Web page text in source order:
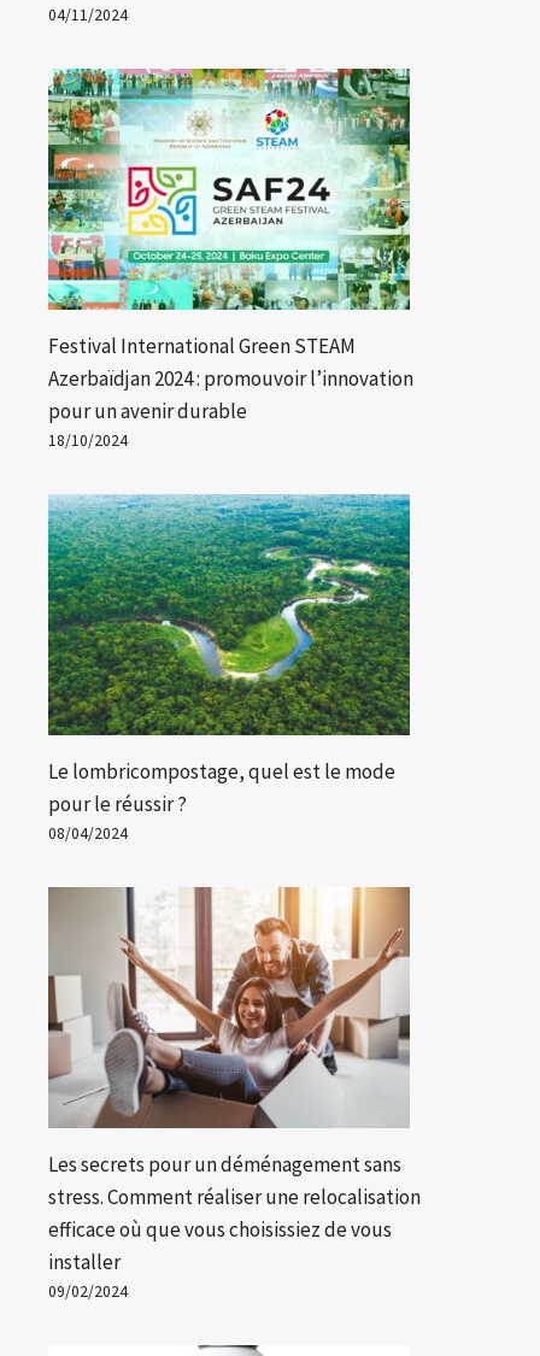
04/11/2024
Festival International Green STEAM
Azerbaïdjan 2024 : promouvoir l’innovation
pour un avenir durable
18/10/2024
Le lombricompostage, quel est le mode
pour le réussir ?
08/04/2024
Les secrets pour un déménagement sans
stress. Comment réaliser une relocalisation
efficace où que vous choisissiez de vous
installer
09/02/2024